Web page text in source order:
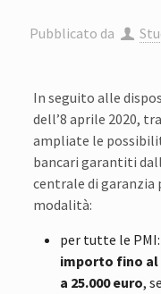
Pubblicato da
In seguito alle
dell’8 aprile 2020,
ampliate le
bancari garantiti
centrale di garanzia
modalità:
per tutte le
importo fino al
a 25.000 euro,